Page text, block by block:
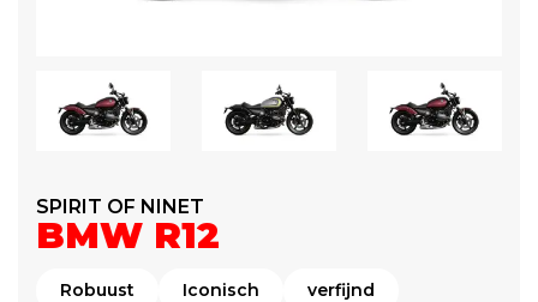
SPIRIT OF NINET
BMW R12
Robuust Iconisch verfijnd